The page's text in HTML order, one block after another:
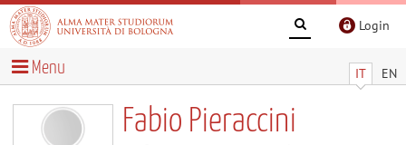
Login
IT EN
Menu
Fabio Pieraccini